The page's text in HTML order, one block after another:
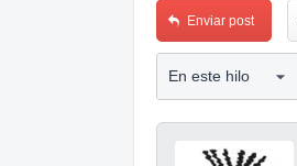
Enviar post